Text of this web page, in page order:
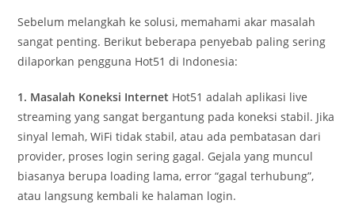
Sebelum melangkah ke solusi, memahami akar masalah
sangat penting. Berikut beberapa penyebab paling sering
dilaporkan pengguna Hot51 di Indonesia:
1. Masalah Koneksi Internet Hot51 adalah aplikasi live
streaming yang sangat bergantung pada koneksi stabil. Jika
sinyal lemah, WiFi tidak stabil, atau ada pembatasan dari
provider, proses login sering gagal. Gejala yang muncul
biasanya berupa loading lama, error “gagal terhubung”,
atau langsung kembali ke halaman login.